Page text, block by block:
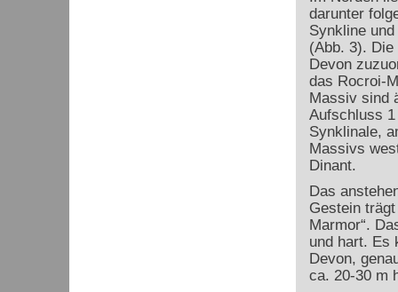
darunter
Synkline
(Abb. 3).
Devon
das Rocroi-
Massiv sind
Aufschluss
Synklinale,
Massivs
Dinant.
Das
Gestein
Marmor“.
und hart. Es
Devon,
ca. 20-30 m